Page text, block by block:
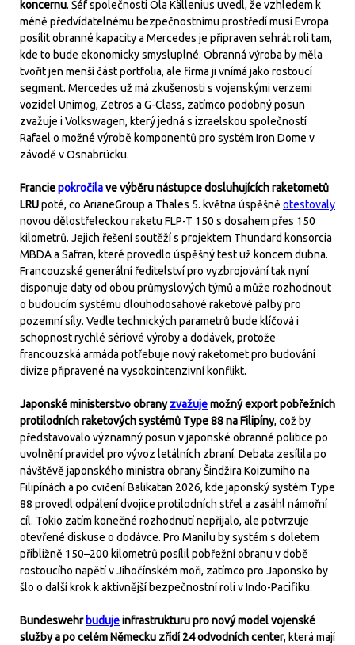
koncernu. Šéf společnosti Ola Källenius uvedl, že vzhledem k
méně předvídatelnému bezpečnostnímu prostředí musí Evropa
posílit obranné kapacity a Mercedes je připraven sehrát roli tam,
kde to bude ekonomicky smysluplné. Obranná výroba by měla
tvořit jen menší část portfolia, ale firma ji vnímá jako rostoucí
segment. Mercedes už má zkušenosti s vojenskými verzemi
vozidel Unimog, Zetros a G-Class, zatímco podobný posun
zvažuje i Volkswagen, který jedná s izraelskou společností
Rafael o možné výrobě komponentů pro systém Iron Dome v
závodě v Osnabrücku.
Franciepokročilave výběru nástupce dosluhujících raketometů
LRUpoté, co ArianeGroup a Thales 5. května úspěšně otestovaly
novou dělostřeleckou raketu FLP-T 150 s dosahem přes 150
kilometrů. Jejich řešení soutěží s projektem Thundard konsorcia
MBDA a Safran, které provedlo úspěšný test už koncem dubna.
Francouzské generální ředitelství pro vyzbrojování tak nyní
disponuje daty od obou průmyslových týmů a může rozhodnout
o budoucím systému dlouhodosahové raketové palby pro
pozemní síly. Vedle technických parametrů bude klíčová i
schopnost rychlé sériové výroby a dodávek, protože
francouzská armáda potřebuje nový raketomet pro budování
divize připravené na vysokointenzivní konflikt.
Japonské ministerstvo obranyzvažujemožný export pobřežních
protilodních raketových systémů Type 88 na Filipíny, což by
představovalo významný posun v japonské obranné politice po
uvolnění pravidel pro vývoz letálních zbraní. Debata zesílila po
návštěvě japonského ministra obrany Šindžira Koizumiho na
Filipínách a po cvičení Balikatan 2026, kde japonský systém Type
88 provedl odpálení dvojice protilodních střel a zasáhl námořní
cíl. Tokio zatím konečné rozhodnutí nepřijalo, ale potvrzuje
otevřené diskuse o dodávce. Pro Manilu by systém s doletem
přibližně 150–200 kilometrů posílil pobřežní obranu v době
rostoucího napětí v Jihočínském moři, zatímco pro Japonsko by
šlo o další krok k aktivnější bezpečnostní roli v Indo-Pacifiku.
Bundeswehr budujeinfrastrukturu pro nový model vojenské
služby a po celém Německu zřídí 24 odvodních center, která mají